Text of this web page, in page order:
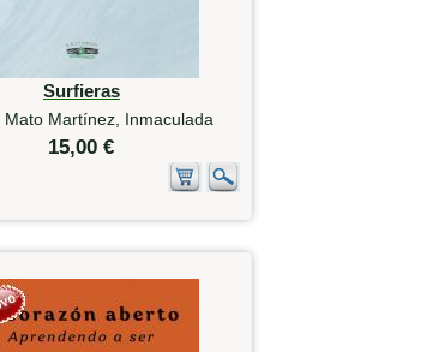
Surfieras
Mato Martínez, Inmaculada
15,00 €